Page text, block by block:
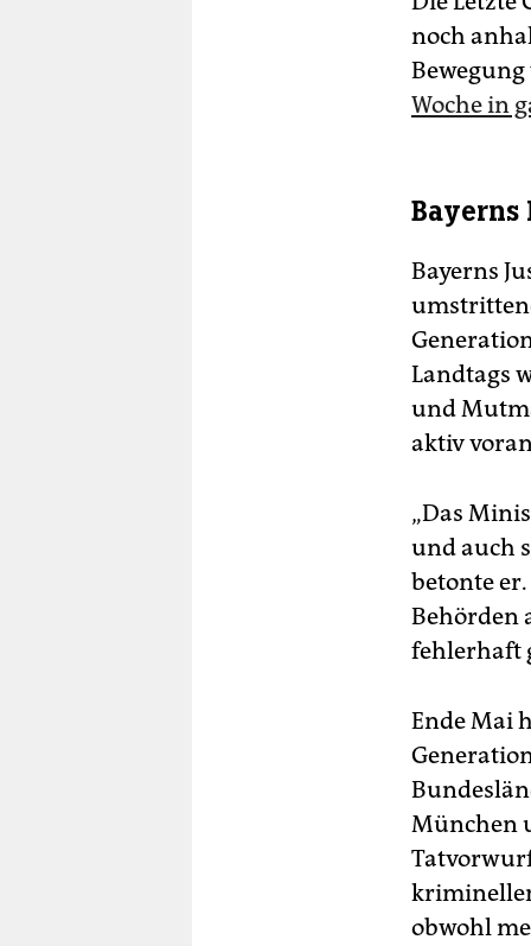
noch
Woche in
Bayerns
Landtags
und
aktiv
„Das
und auch
betonte
Behörden
fehlerhaft
Ende Mai
München
obwohl